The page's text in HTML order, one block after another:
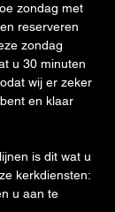
zondag met
reserveren
zondag
u 30 minuten
wij er zeker
en klaar
kerkdiensten:
u aan te